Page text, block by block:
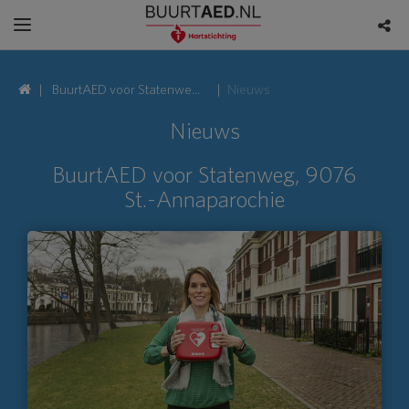
BuurtAED voor Statenweg,
9076 St.-Annaparochie
Nieuws
Nieuws
BuurtAED voor Statenweg, 9076
St.-Annaparochie